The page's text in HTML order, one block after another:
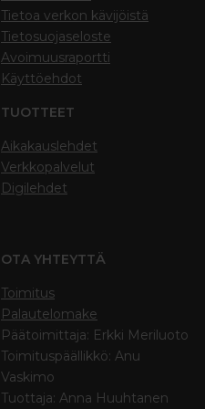
Tietoa verkon kävijöistä
Tietosuojaseloste
Avoimuusraportti
Käyttöehdot
TUOTTEET
Aikakauslehdet
Verkkopalvelut
Digilehdet
OTA YHTEYTTÄ
Toimitus
Palautelomake
Päätoimittaja: Erkki Meriluoto
Toimituspäällikkö: Anu
Vaskimo
Tuottaja: Anna Huuhtanen